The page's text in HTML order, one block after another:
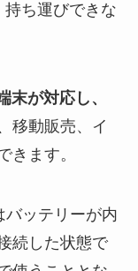
ち運びできな
末が対応し、
移動販売、イ
きます。
バッテリーが内
続した状態で